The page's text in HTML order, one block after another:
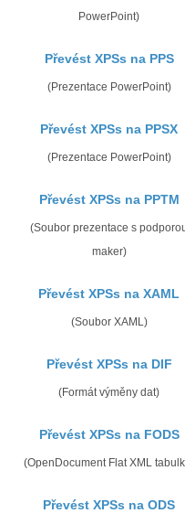
PowerPoint)
Převést XPSs na PPS
(Prezentace PowerPoint)
Převést XPSs na PPSX
(Prezentace PowerPoint)
Převést XPSs na PPTM
(Soubor prezentace s
maker)
Převést XPSs na XAML
(Soubor XAML)
Převést XPSs na DIF
(Formát výměny dat)
Převést XPSs na FODS
(OpenDocument Flat XML
Převést XPSs na ODS